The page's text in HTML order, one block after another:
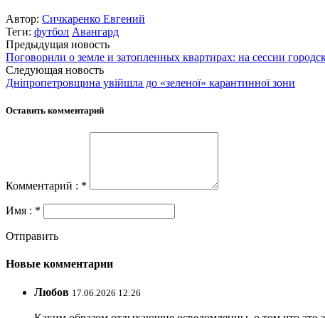
Автор: Сичкаренко Евгений
Теги: футбол Авангард
Предыдущая новость
Поговорили о земле и затопленных квартирах: на сессии
Следующая новость
Дніпропетровщина увійшла до «зеленої» карантинної зони
Оставить комментарий
Комментарий : *
Имя : *
Отправить
Новые комментарии
Любов 17.06.2026 12:26